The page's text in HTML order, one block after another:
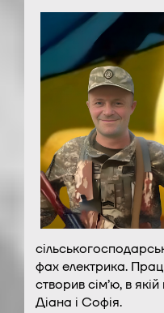
фах електрика.
створив сім’ю, в
Діана і Софія.